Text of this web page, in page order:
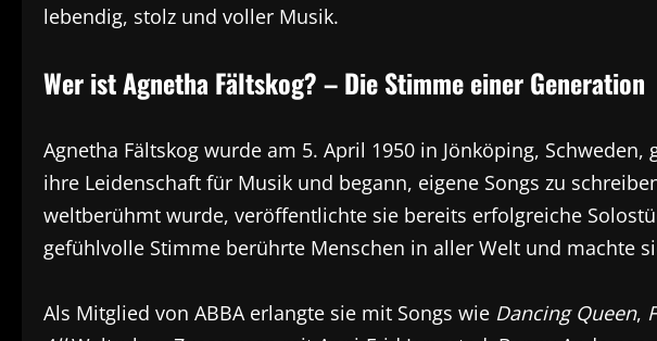
lebendig, stolz und voller Musik.
Wer ist Agnetha Fältskog? – Die Stimme einer Generation
Agnetha Fältskog wurde am 5. April 1950 in Jönköping,
ihre Leidenschaft für Musik und begann, eigene Songs zu
weltberühmt wurde, veröffentlichte sie bereits erfolgreiche
gefühlvolle Stimme berührte Menschen in aller Welt und machte
Als Mitglied von ABBA erlangte sie mit Songs wie Dancing Queen,